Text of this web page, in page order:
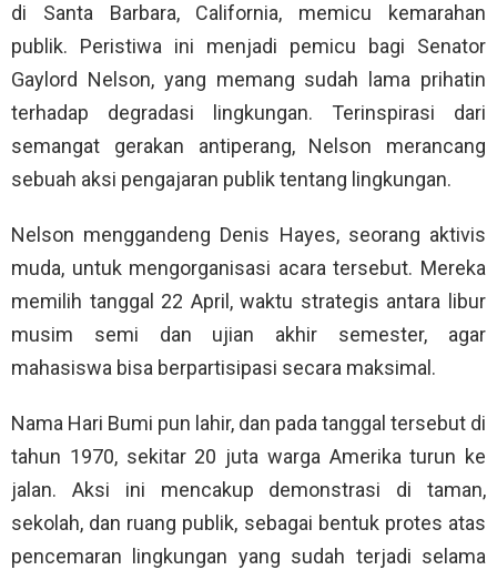
di Santa Barbara, California, memicu kemarahan
publik. Peristiwa ini menjadi pemicu bagi Senator
Gaylord Nelson, yang memang sudah lama prihatin
terhadap degradasi lingkungan. Terinspirasi dari
semangat gerakan antiperang, Nelson merancang
sebuah aksi pengajaran publik tentang lingkungan.
Nelson menggandeng Denis Hayes, seorang aktivis
muda, untuk mengorganisasi acara tersebut. Mereka
memilih tanggal 22 April, waktu strategis antara libur
musim semi dan ujian akhir semester, agar
mahasiswa bisa berpartisipasi secara maksimal.
Nama Hari Bumi pun lahir, dan pada tanggal tersebut di
tahun 1970, sekitar 20 juta warga Amerika turun ke
jalan. Aksi ini mencakup demonstrasi di taman,
sekolah, dan ruang publik, sebagai bentuk protes atas
pencemaran lingkungan yang sudah terjadi selama